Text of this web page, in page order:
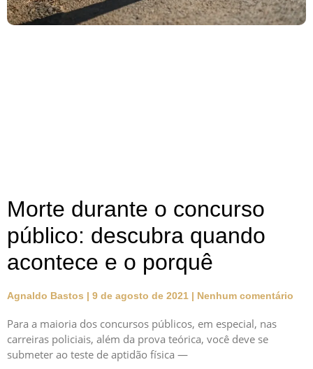
Morte durante o concurso
público: descubra quando
acontece e o porquê
Agnaldo Bastos 9 de agosto de 2021 Nenhum comentário
Para a maioria dos concursos públicos, em especial, nas
carreiras policiais, além da prova teórica, você deve se
submeter ao teste de aptidão física —